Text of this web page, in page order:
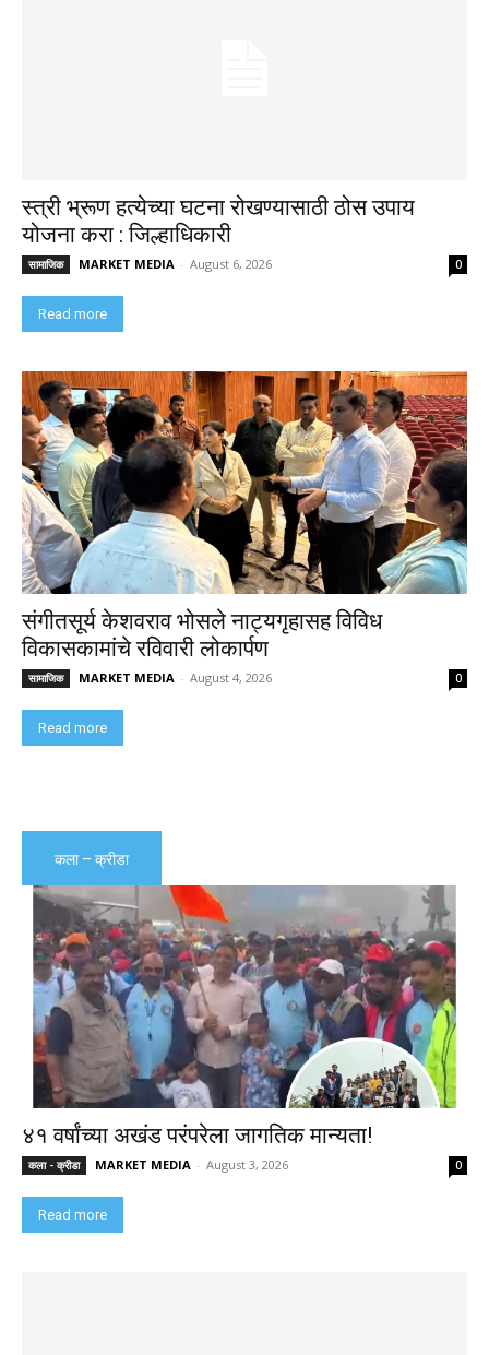
स्त्री भ्रूण हत्येच्या घटना रोखण्यासाठी ठोस उपाय
योजना करा : जिल्हाधिकारी
सामाजिक MARKET MEDIA - August 6, 2026 0
Read more
संगीतसूर्य केशवराव भोसले नाट्यगृहासह विविध
विकासकामांचे रविवारी लोकार्पण
सामाजिक MARKET MEDIA - August 4, 2026 0
Read more
कला – क्रीडा
४१ वर्षांच्या अखंड परंपरेला जागतिक मान्यता!
कला - क्रीडा MARKET MEDIA - August 3, 2026 0
Read more